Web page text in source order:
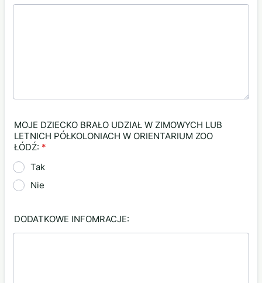
MOJE DZIECKO BRAŁO UDZIAŁ W ZIMOWYCH LUB
LETNICH PÓŁKOLONIACH W ORIENTARIUM ZOO
ŁÓDŹ: *
Tak
Nie
DODATKOWE INFOMRACJE: